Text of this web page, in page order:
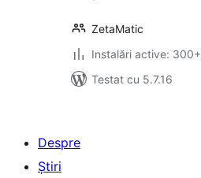
ZetaMatic
Instalări active: 300+
Testat cu 5.7.16
Despre
Știri